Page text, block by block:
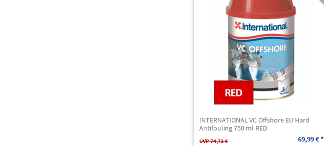
INTERNATIONAL VC Offshore EU Hard
Antifouling 750 ml RED
UVP 74,72 € 69,99 € *